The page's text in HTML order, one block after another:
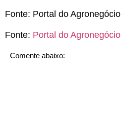
Fonte: Portal do Agronegócio
Fonte: Portal do Agronegócio
Comente abaixo: